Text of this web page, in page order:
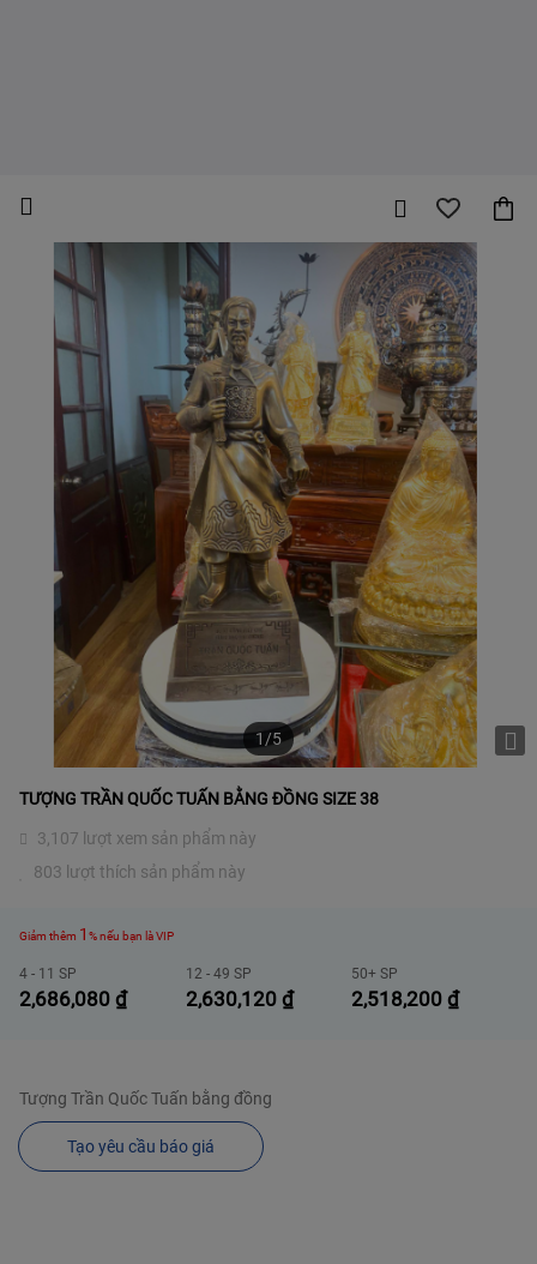
1/5
TƯỢNG TRẦN QUỐC TUẤN BẰNG ĐỒNG SIZE 38
3,107 lượt xem sản phẩm này
803 lượt thích sản phẩm này
Giảm thêm 1 % nếu bạn là VIP
2,686,080 ₫
4 - 11 SP
2,630,120 ₫
12 - 49 SP
2,518,200₫
50+ SP
Tượng Trần Quốc Tuấn bằng đồng
Tạo yêu cầu báo giá